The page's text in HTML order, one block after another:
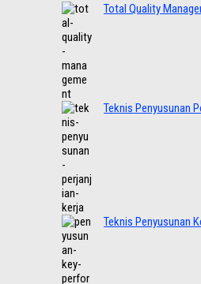
Total Quality
Teknis Penyusunan
Teknis Penyusunan